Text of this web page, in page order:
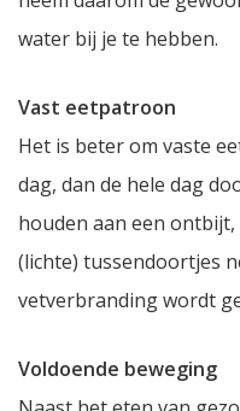
water bij je te hebben.
Vast eetpatroon
Het is beter om vaste
dag, dan de hele dag
houden aan een
(lichte) tussendoortjes
vetverbranding wordt
Voldoende beweging